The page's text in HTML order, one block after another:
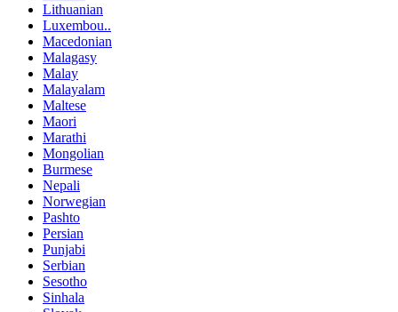
Lithuanian
Luxembou..
Macedonian
Malagasy
Malay
Malayalam
Maltese
Maori
Marathi
Mongolian
Burmese
Nepali
Norwegian
Pashto
Persian
Punjabi
Serbian
Sesotho
Sinhala